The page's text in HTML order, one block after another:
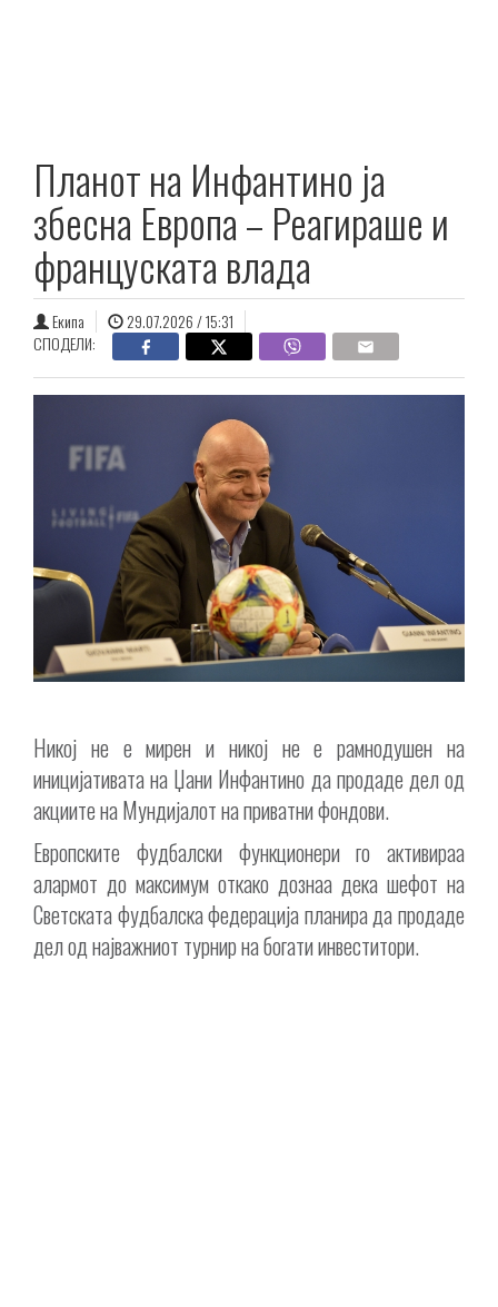
Планот на Инфантино ја
збесна Европа – Реагираше и
француската влада
Екипа
29.07.2026 / 15:31
СПОДЕЛИ:
Никој не е мирен и никој не е рамнодушен на
иницијативата на Џани Инфантино да продаде дел од
акциите на Мундијалот на приватни фондови.
Европските фудбалски функционери го активираа
алармот до максимум откако дознаа дека шефот на
Светската фудбалска федерација планира да продаде
дел од најважниот турнир на богати инвеститори.